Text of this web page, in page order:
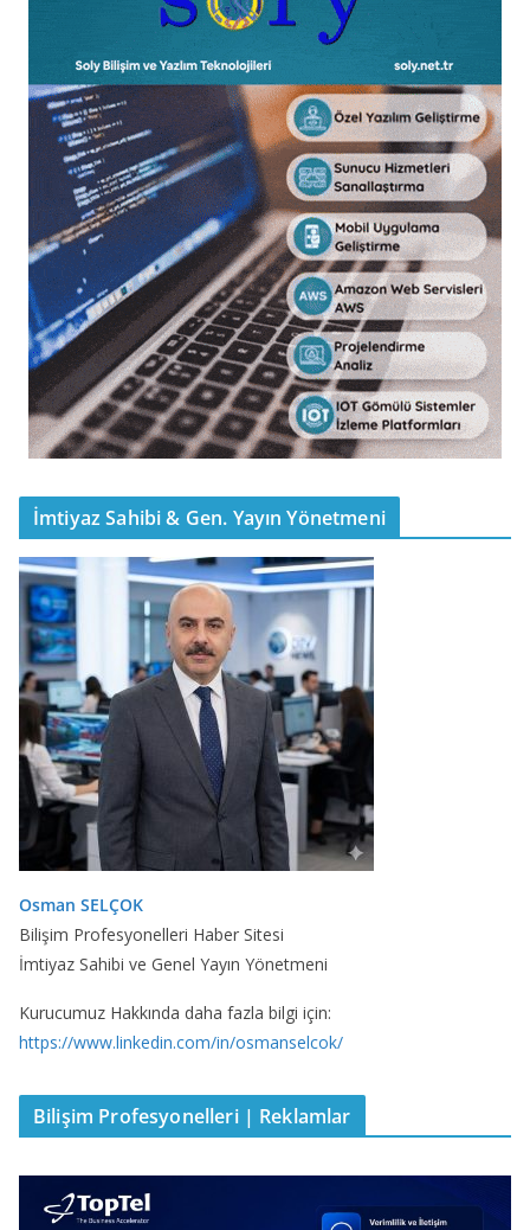
İmtiyaz Sahibi & Gen. Yayın Yönetmeni
Osman SELÇOK
Bilişim Profesyonelleri Haber Sitesi
İmtiyaz Sahibi ve Genel Yayın Yönetmeni
Kurucumuz Hakkında daha fazla bilgi için:
https://www.linkedin.com/in/osmanselcok/
Bilişim Profesyonelleri | Reklamlar